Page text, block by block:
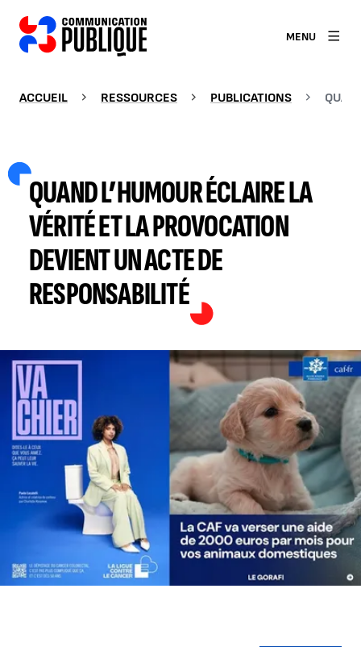
MENU
ACCUEIL RESSOURCES PUBLICATIONS
QUAND L’HUMOUR ÉCLAIRE LA
VÉRITÉ ET LA PROVOCATION
DEVIENT UN ACTE DE
RESPONSABILITÉ
Agrandir